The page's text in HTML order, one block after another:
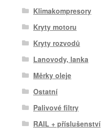
Klimakompresory
Kryty motoru
Kryty rozvodů
Lanovody, lanka
Měrky oleje
Ostatní
Palivové filtry
RAIL + příslušenství